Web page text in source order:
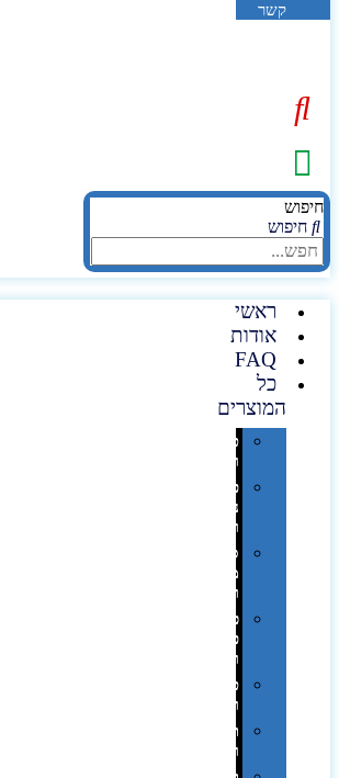
קשר
חיפוש
ראשי
אודות
FAQ
כל
המוצרים
טכנולוגיה
וגאדג'טים
פנאי,
נופש
ונסיעות
סביבת
משרד
ופרימיום
כלים,
פנסים
ורכב
טקסטיל
וחורף
תיקים
ומזוודות